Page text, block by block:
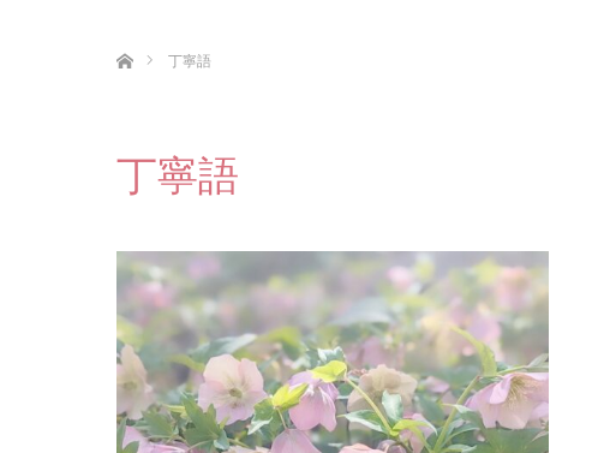
丁寧語
丁寧語